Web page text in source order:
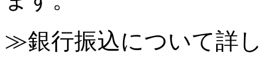
≫銀行振込について詳